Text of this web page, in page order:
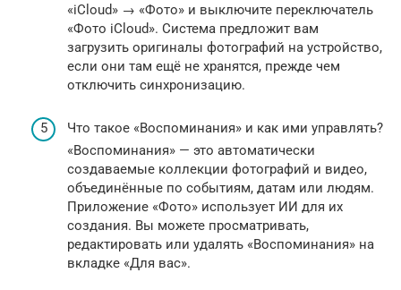
«iCloud» → «Фото» и выключите переключатель
«Фото iCloud». Система предложит вам
загрузить оригиналы фотографий на устройство,
если они там ещё не хранятся, прежде чем
отключить синхронизацию.
Что такое «Воспоминания» и как ими управлять?
«Воспоминания» — это автоматически
создаваемые коллекции фотографий и видео,
объединённые по событиям, датам или людям.
Приложение «Фото» использует ИИ для их
создания. Вы можете просматривать,
редактировать или удалять «Воспоминания» на
вкладке «Для вас».